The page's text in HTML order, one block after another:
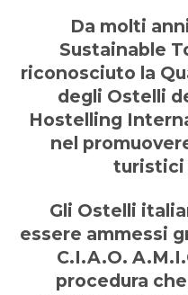
Da molti
Sustainable
riconosciuto la
degli Ostelli
Hostelling
nel
turistici
Gli Ostelli
essere ammessi
C.I.A.O.
procedura